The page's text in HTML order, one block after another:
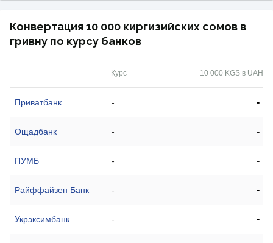
Конвертация 10 000 киргизийских сомов в
гривну по курсу банков
Курс 10 000 KGS в UAH
Приватбанк - -
Ощадбанк - -
ПУМБ - -
Райффайзен Банк - -
Укрэксимбанк - -